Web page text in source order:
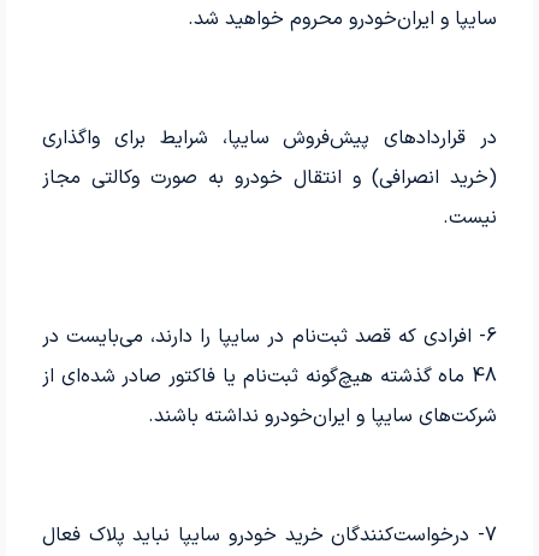
سایپا و ایران‌خودرو محروم خواهید شد.
در قراردادهای پیش‌فروش سایپا، شرایط برای واگذاری
(خرید انصرافی) و انتقال خودرو به صورت وکالتی مجاز
نیست.
6- افرادی که قصد ثبت‌نام در سایپا را دارند، می‌بایست در
48 ماه گذشته هیچ‌گونه ثبت‌نام یا فاکتور صادر شده‌ای از
شرکت‌های سایپا و ایران‌خودرو نداشته باشند.
7- درخواست‌کنندگان خرید خودرو سایپا نباید پلاک فعال